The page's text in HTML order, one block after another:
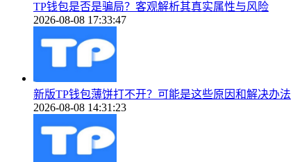
TP钱包是否是骗局？客观解析其真实属性与风险
2026-08-08 17:33:47
新版TP钱包薄饼打不开？可能是这些原因和解决办法
2026-08-08 14:31:23